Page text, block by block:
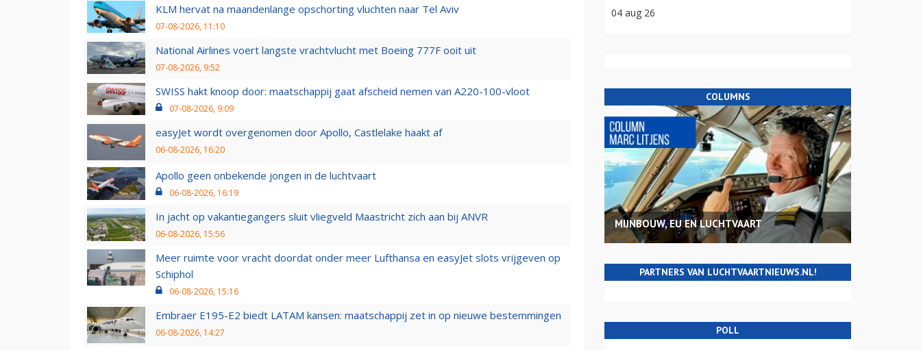
KLM hervat na maandenlange opschorting vluchten naar Tel Aviv
07-08-2026, 11:10
National Airlines voert langste vrachtvlucht met Boeing 777F ooit uit
07-08-2026, 9:52
SWISS hakt knoop door: maatschappij gaat afscheid nemen van A220-100-vloot
07-08-2026, 9:09
easyJet wordt overgenomen door Apollo, Castlelake haakt af
06-08-2026, 16:20
Apollo geen onbekende jongen in de luchtvaart
06-08-2026, 16:19
In jacht op vakantiegangers sluit vliegveld Maastricht zich aan bij ANVR
06-08-2026, 15:56
Meer ruimte voor vracht doordat onder meer Lufthansa en easyJet slots vrijgeven op
Schiphol
06-08-2026, 15:16
Embraer E195-E2 biedt LATAM kansen: maatschappij zet in op nieuwe bestemmingen
06-08-2026, 14:27
04 aug 26
COLUMNS
MIJNBOUW, EU EN LUCHTVAART
PARTNERS VAN LUCHTVAARTNIEUWS.NL!
POLL